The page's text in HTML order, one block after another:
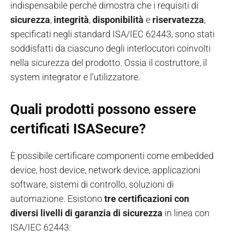
indispensabile perché dimostra che i requisiti di
sicurezza, integrità,disponibilità e riservatezza,
specificati negli standard ISA/IEC 62443, sono stati
soddisfatti da ciascuno degli interlocutori coinvolti
nella sicurezza del prodotto. Ossia il costruttore, il
system integrator e l’utilizzatore.
Quali prodotti possono essere
certificati ISASecure?
È possibile certificare componenti come embedded
device, host device, network device, applicazioni
software, sistemi di controllo, soluzioni di
automazione. Esistonotre certificazioni con
diversi livelli di garanzia di sicurezza in linea con
ISA/IEC 62443: